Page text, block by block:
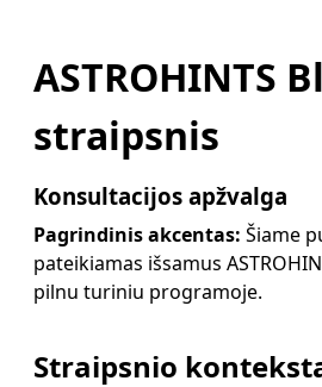
ASTROHINTS
straipsnis
Konsultacijos apžvalga
Pagrindinis akcentas: Šiame
pateikiamas išsamus
pilnu turiniu programoje.
Straipsnio